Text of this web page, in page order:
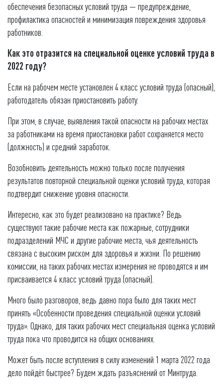
обеспечения безопасных условий труда — предупреждение,
профилактика опасностей и минимизация повреждения здоровья
работников.
Как это отразится на специальной оценке условий труда в
2022 году?
Если на рабочем месте установлен 4 класс условий труда (опасный),
работодатель обязан приостановить работу.
При этом, в случае, выявления такой опасности на рабочих местах
за работниками на время приостановки работ сохраняется место
(должность) и средний заработок.
Возобновить деятельность можно только после получения
результатов повторной специальной оценки условий труда, которая
подтвердит снижение уровня опасности.
Интересно, как это будет реализовано на практике? Ведь
существуют такие рабочие места как пожарные, сотрудники
подразделений МЧС и другие рабочие места, чья деятельность
связана с высоким риском для здоровья и жизни. По решению
комиссии, на таких рабочих местах измерения не проводятся и им
присваивается 4 класс условий труда (опасный).
Много было разговоров, ведь давно пора было для таких мест
принять «Особенности проведения специальной оценки условий
труда». Однако, для таких рабочих мест специальная оценка условий
труда пока что проводится на общих основаниях.
Может быть после вступления в силу изменений 1 марта 2022 года
дело пойдёт быстрее? Будем ждать разъяснений от Минтруда.